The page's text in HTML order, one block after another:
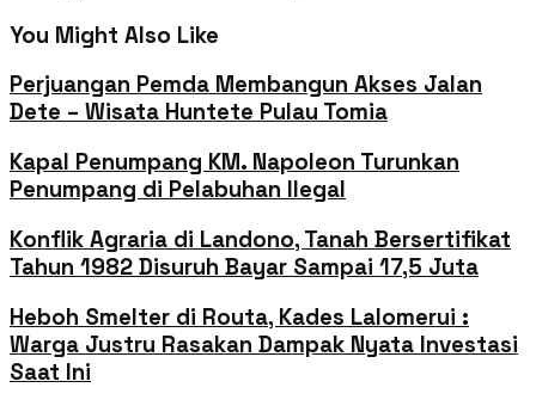
You Might Also Like
Perjuangan Pemda Membangun Akses Jalan
Dete – Wisata Huntete Pulau Tomia
Kapal Penumpang KM. Napoleon Turunkan
Penumpang di Pelabuhan Ilegal
Konflik Agraria di Landono, Tanah Bersertifikat
Tahun 1982 Disuruh Bayar Sampai 17,5 Juta
Heboh Smelter di Routa, Kades Lalomerui :
Warga Justru Rasakan Dampak Nyata Investasi
Saat Ini